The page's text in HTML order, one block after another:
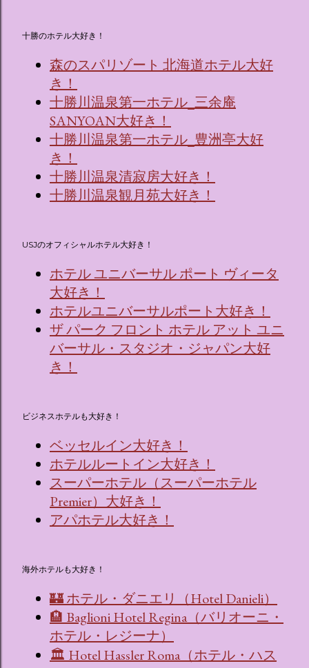
十勝のホテル大好き！
森のスパリゾート 北海道ホテル大好
き！
十勝川温泉第一ホテル_三余庵
SANYOAN大好き！
十勝川温泉第一ホテル_豊洲亭大好
き！
十勝川温泉清寂房大好き！
十勝川温泉観月苑大好き！
USJのオフィシャルホテル大好き！
ホテル ユニバーサル ポート ヴィータ
大好き！
ホテルユニバーサルポート大好き！
ザ パーク フロント ホテル アット ユニ
バーサル・スタジオ・ジャパン大好
き！
ビジネスホテルも大好き！
ベッセルイン大好き！
ホテルルートイン大好き！
スーパーホテル（スーパーホテル
Premier）大好き！
アパホテル大好き！
海外ホテルも大好き！
🏰 ホテル・ダニエリ（Hotel Danieli）
🏨 Baglioni Hotel Regina（バリオーニ・
ホテル・レジーナ）
🏛 Hotel Hassler Roma（ホテル・ハス